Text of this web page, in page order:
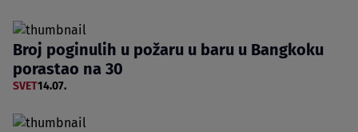
Broj poginulih u požaru u baru u Bangkoku
porastao na 30
SVET14.07.